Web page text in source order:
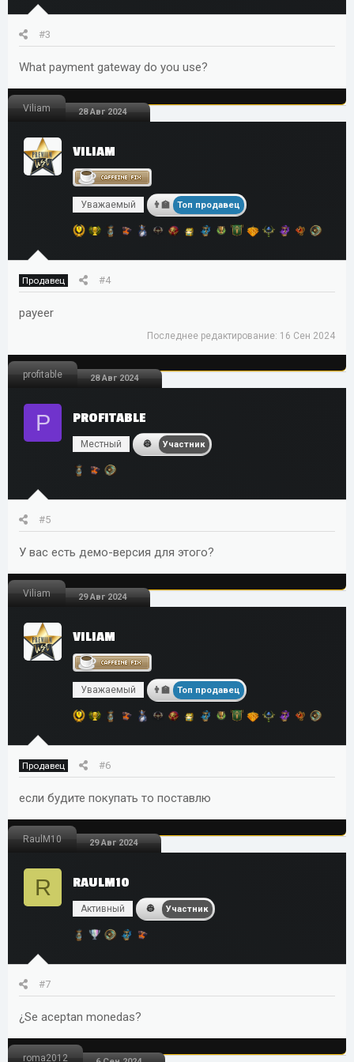
#3
What payment gateway do you use?
Viliam 28 Авг 2024
VILIAM
Уважаемый Топ продавец
Продавец #4
payeer
Последнее редактирование: 16 Сен 2024
profitable 28 Авг 2024
P PROFITABLE
Местный Участник
#5
У вас есть демо-версия для этого?
Viliam 29 Авг 2024
VILIAM
Уважаемый Топ продавец
Продавец #6
если будите покупать то поставлю
RaulM10 29 Авг 2024
R RAULM10
Активный Участник
#7
¿Se aceptan monedas?
roma2012